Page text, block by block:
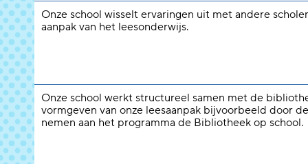
Onze school wisselt ervaringen uit met andere
aanpak van het leesonderwijs.
Onze school werkt structureel samen met de
vormgeven van onze leesaanpak bijvoorbeeld door
nemen aan het programma de Bibliotheek op school.